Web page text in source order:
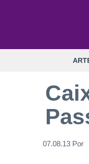
07.08.13 Por